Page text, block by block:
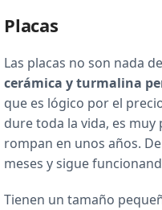
Placas
Las placas no son nada
cerámica y turmalina
que es lógico por el
dure toda la vida, es
rompan en unos años.
meses y sigue
Tienen un tamaño